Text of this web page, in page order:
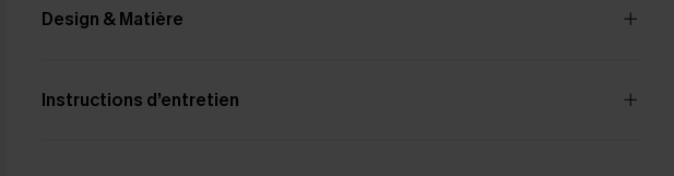
Design & Matière
Instructions d’entretien